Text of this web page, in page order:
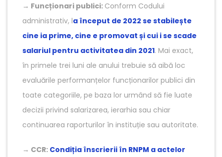
→ Funcționari publici: Conform Codului
administrativ, la început de 2022 se stabilește
cine ia prime, cine e promovat și cui i se scade
salariul pentru activitatea din 2021. Mai exact,
în primele trei luni ale anului trebuie să aibă loc
evaluările performanțelor funcționarilor publici din
toate categoriile, pe baza lor urmând să fie luate
decizii privind salarizarea, ierarhia sau chiar
continuarea raporturilor în instituție sau autoritate.
→ CCR: Condiția înscrierii în RNPM a actelor